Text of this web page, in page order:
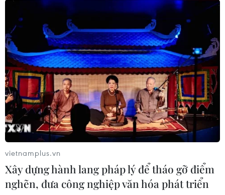
(TTXVN/Vietnam+)
vietnamplus.vn
Xây dựng hành lang pháp lý để tháo gỡ điểm
nghẽn, đưa công nghiệp văn hóa phát triển